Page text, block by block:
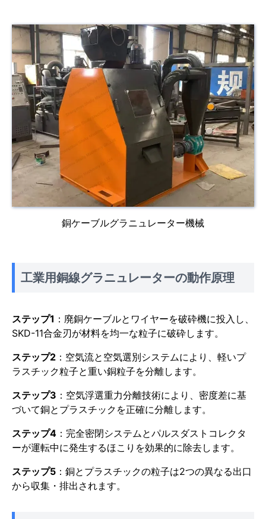
銅ケーブルグラニュレーター機械
工業用銅線グラニュレーターの動作原理
ステップ1 ：廃銅ケーブルとワイヤーを破砕機に投入し、
SKD-11合金刃が材料を均一な粒子に破砕します。
ステップ2 ：空気流と空気選別システムにより、軽いプ
ラスチック粒子と重い銅粒子を分離します。
ステップ3 ：空気浮選重力分離技術により、密度差に基
づいて銅とプラスチックを正確に分離します。
ステップ4 ：完全密閉システムとパルスダストコレクタ
ーが運転中に発生するほこりを効果的に除去します。
ステップ5 ：銅とプラスチックの粒子は2つの異なる出口
から収集・排出されます。